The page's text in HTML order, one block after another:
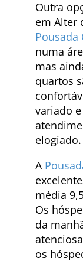
Outra
em Alter
Pousada
numa
mas
quartos
variado
elogiado.
A
média
Os
da
os